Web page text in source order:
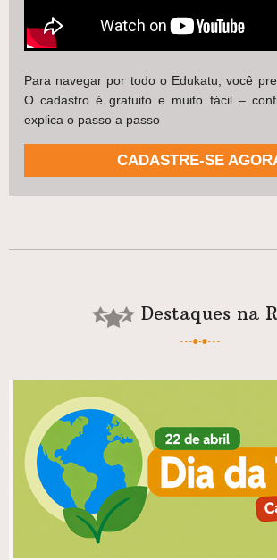
Para navegar por todo o Edukatu, você
O cadastro é gratuito e muito fácil –
explica o passo a passo
CADASTRE-SE
Destaques na